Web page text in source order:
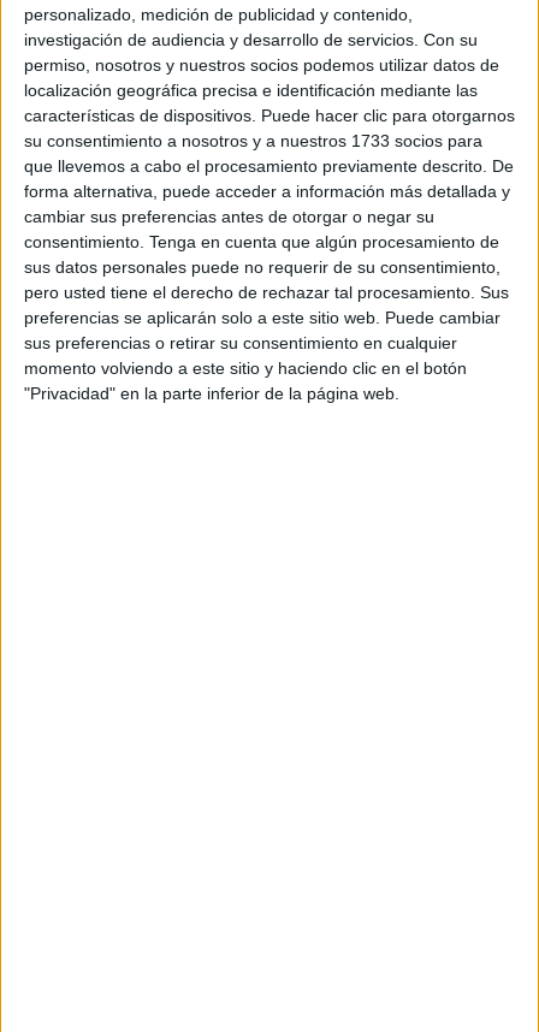
personalizado, medición de publicidad y contenido,
investigación de audiencia y desarrollo de servicios. Con su
permiso, nosotros y nuestros socios podemos utilizar datos de
localización geográfica precisa e identificación mediante las
características de dispositivos. Puede hacer clic para otorgarnos
su consentimiento a nosotros y a nuestros 1733 socios para
que llevemos a cabo el procesamiento previamente descrito. De
forma alternativa, puede acceder a información más detallada y
cambiar sus preferencias antes de otorgar o negar su
consentimiento. Tenga en cuenta que algún procesamiento de
sus datos personales puede no requerir de su consentimiento,
pero usted tiene el derecho de rechazar tal procesamiento. Sus
preferencias se aplicarán solo a este sitio web. Puede cambiar
sus preferencias o retirar su consentimiento en cualquier
momento volviendo a este sitio y haciendo clic en el botón
"Privacidad" en la parte inferior de la página web.
Desde fuera, de hecho, se notaba ese fuerte olor.
Una más
La existencia depulgasen las instalaciones deportivas
se suma a otras quejas por, por ejemplo, presencia de
cucarachas.